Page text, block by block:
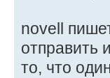
novell
отправить
то, что